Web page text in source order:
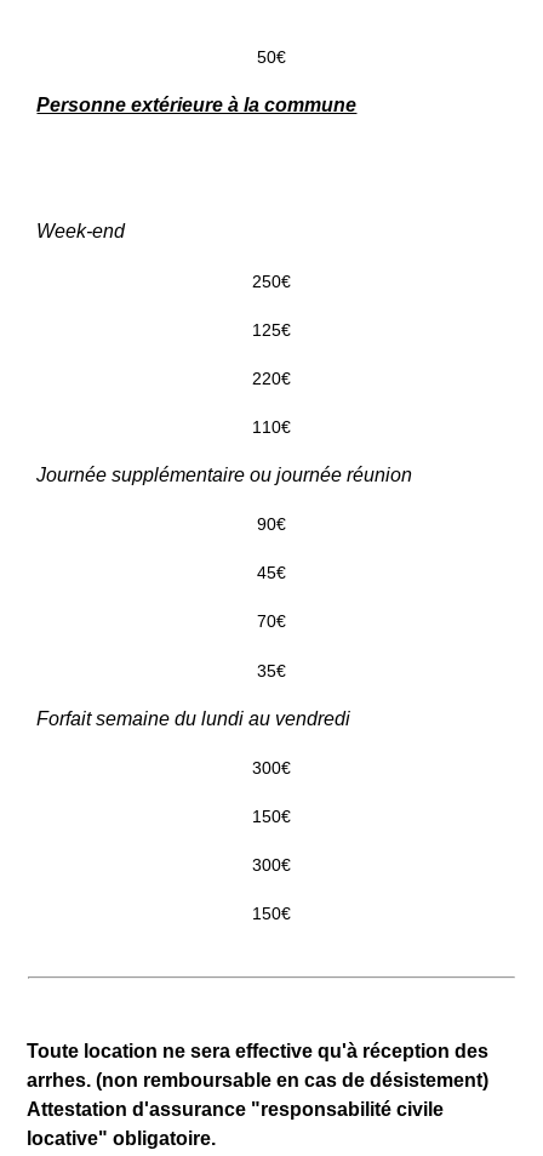
50€
Personne extérieure à la commune
Week-end
250€
125€
220€
110€
Journée supplémentaire ou journée réunion
90€
45€
70€
35€
Forfait semaine du lundi au vendredi
300€
150€
300€
150€
Toute location ne sera effective qu'à réception des
arrhes. (non remboursable en cas de désistement)
Attestation d'assurance "responsabilité civile
locative" obligatoire.